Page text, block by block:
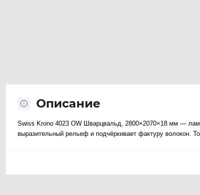
Описание
Swiss Krono 4023 OW Шварцвальд, 2800×2070×18 мм —
выразительный рельеф и подчёркивает фактуру волокон.